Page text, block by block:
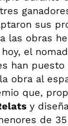
sus
las obras
el
han
obra al
que,
y
de